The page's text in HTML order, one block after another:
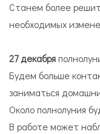
Станем более
необходимых
27 декабря
Будем больше
заниматься
Около полнолуния
В работе может